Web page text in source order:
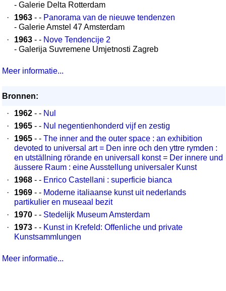
- Galerie Delta Rotterdam
·
1963 - - Panorama van de nieuwe tendenzen
- Galerie Amstel 47 Amsterdam
·
1963 - - Nove Tendencije 2
- Galerija Suvremene Umjetnosti Zagreb
Meer informatie...
Bronnen:
·
1962 - - Nul
·
1965 - - Nul negentienhonderd vijf en zestig
·
1965 - - The inner and the outer space : an exhibition
devoted to universal art = Den inre och den yttre rymden :
en utställning rörande en universall konst = Der innere und
äussere Raum : eine Ausstellung universaler Kunst
·
1968 - - Enrico Castellani : superficie bianca
·
1969 - - Moderne italiaanse kunst uit nederlands
partikulier en museaal bezit
·
1970 - - Stedelijk Museum Amsterdam
·
1973 - - Kunst in Krefeld: Offenliche und private
Kunstsammlungen
Meer informatie...